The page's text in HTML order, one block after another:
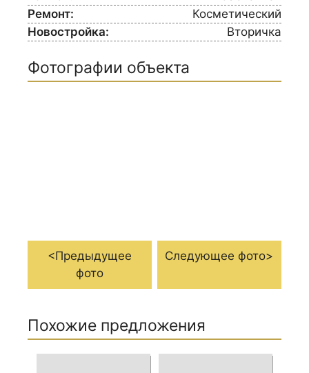
Ремонт:
Косметический
Новостройка:
Вторичка
Фотографии объекта
<Предыдущее
фото
Следующее фото>
Похожие предложения